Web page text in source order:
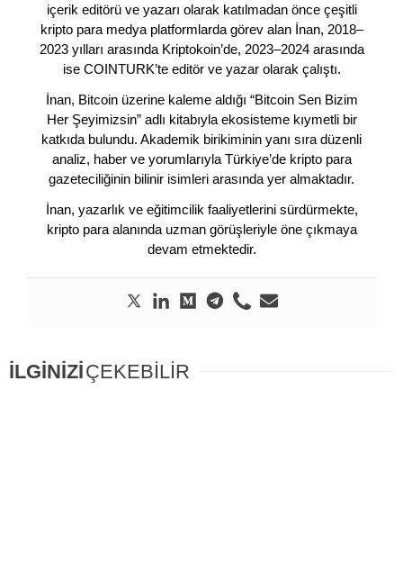
içerik editörü ve yazarı olarak katılmadan önce çeşitli
kripto para medya platformlarda görev alan İnan, 2018–
2023 yılları arasında Kriptokoin’de, 2023–2024 arasında
ise COINTURK’te editör ve yazar olarak çalıştı.
İnan, Bitcoin üzerine kaleme aldığı “Bitcoin Sen Bizim
Her Şeyimizsin” adlı kitabıyla ekosisteme kıymetli bir
katkıda bulundu. Akademik birikiminin yanı sıra düzenli
analiz, haber ve yorumlarıyla Türkiye’de kripto para
gazeteciliğinin bilinir isimleri arasında yer almaktadır.
İnan, yazarlık ve eğitimcilik faaliyetlerini sürdürmekte,
kripto para alanında uzman görüşleriyle öne çıkmaya
devam etmektedir.
İLGİNİZİÇEKEBİLİR